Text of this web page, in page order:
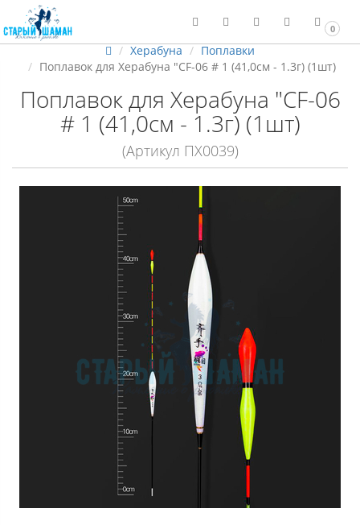
0
Херабуна
Поплавки
Поплавок для Херабуна "CF-06 # 1 (41,0см - 1.3г) (1шт)
Поплавок для Херабуна "CF-06
# 1 (41,0см - 1.3г) (1шт)
(Артикул ПХ0039)